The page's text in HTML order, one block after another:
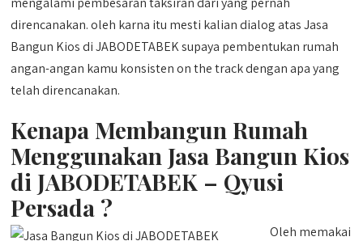
direncanakan. oleh karna itu mesti kalian dialog atas Jasa
Bangun Kios di JABODETABEK supaya pembentukan rumah
angan-angan kamu konsisten on the track dengan apa yang
telah direncanakan.
Kenapa Membangun Rumah
Menggunakan Jasa Bangun Kios
di JABODETABEK – Qyusi
Persada ?
Oleh memakai